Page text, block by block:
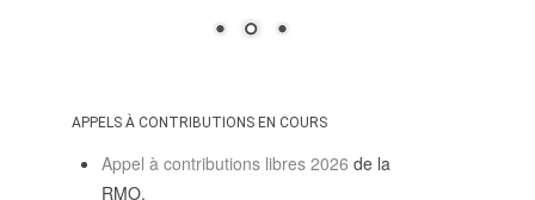
APPELS À CONTRIBUTIONS EN COURS
Appel à contributions libres 2026 de la
RMO.